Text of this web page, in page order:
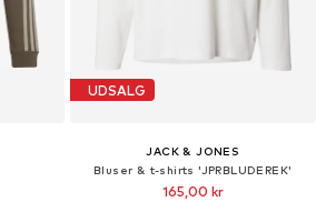
UDSALG
JACK & JONES
Bluser & t-shirts 'JPRBLUDEREK'
165,00 kr